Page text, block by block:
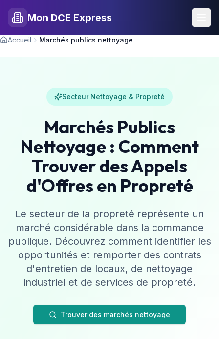
Mon DCE Express
Accueil Marchés publics nettoyage
Secteur Nettoyage & Propreté
Marchés Publics
Nettoyage : Comment
Trouver des Appels
d'Offres en Propreté
Le secteur de la propreté représente un
marché considérable dans la commande
publique. Découvrez comment identifier les
opportunités et remporter des contrats
d'entretien de locaux, de nettoyage
industriel et de services de propreté.
Trouver des marchés nettoyage